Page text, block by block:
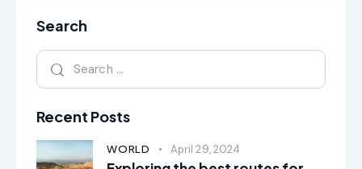
Search
Recent Posts
WORLD April 29, 2024